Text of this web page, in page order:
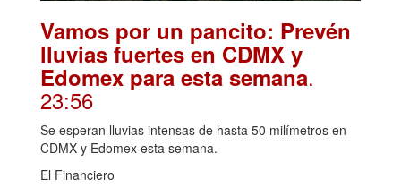
Vamos por un pancito: Prevén
lluvias fuertes en CDMX y
Edomex para esta semana.
23:56
Se esperan lluvias intensas de hasta 50 milímetros en
CDMX y Edomex esta semana.
El Financiero